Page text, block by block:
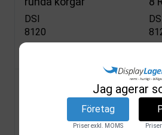
DSI
8120
(exkl. moms)
Visa produkten
Jag agerar
Företag
Priser exkl. MOMS